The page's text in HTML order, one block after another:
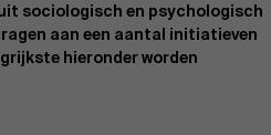
sociologisch en psychologisch
aan een aantal initiatieven
hieronder worden